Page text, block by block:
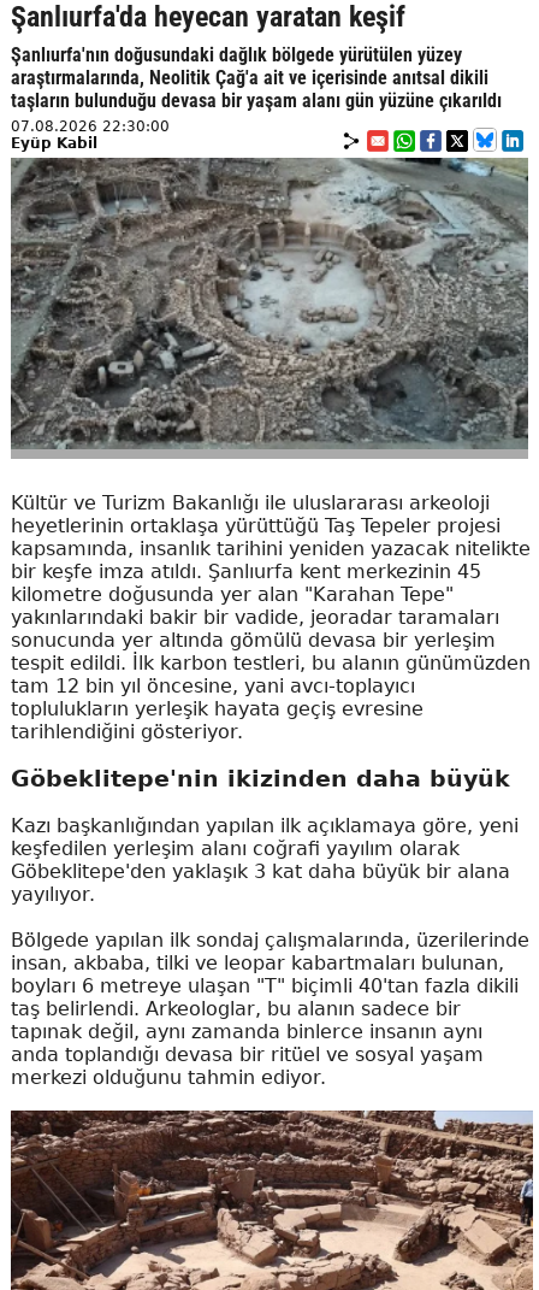
Şanlıurfa'da heyecan yaratan keşif
Şanlıurfa'nın doğusundaki dağlık bölgede yürütülen yüzey
araştırmalarında, Neolitik Çağ'a ait ve içerisinde anıtsal dikili
taşların bulunduğu devasa bir yaşam alanı gün yüzüne çıkarıldı
07.08.2026 22:30:00
Eyüp Kabil
Kültür ve Turizm Bakanlığı ile uluslararası arkeoloji
heyetlerinin ortaklaşa yürüttüğü Taş Tepeler projesi
kapsamında, insanlık tarihini yeniden yazacak nitelikte
bir keşfe imza atıldı. Şanlıurfa kent merkezinin 45
kilometre doğusunda yer alan "Karahan Tepe"
yakınlarındaki bakir bir vadide, jeoradar taramaları
sonucunda yer altında gömülü devasa bir yerleşim
tespit edildi. İlk karbon testleri, bu alanın günümüzden
tam 12 bin yıl öncesine, yani avcı-toplayıcı
toplulukların yerleşik hayata geçiş evresine
tarihlendiğini gösteriyor.
Göbeklitepe'nin ikizinden daha büyük
Kazı başkanlığından yapılan ilk açıklamaya göre, yeni
keşfedilen yerleşim alanı coğrafi yayılım olarak
Göbeklitepe'den yaklaşık 3 kat daha büyük bir alana
yayılıyor.
Bölgede yapılan ilk sondaj çalışmalarında, üzerilerinde
insan, akbaba, tilki ve leopar kabartmaları bulunan,
boyları 6 metreye ulaşan "T" biçimli 40'tan fazla dikili
taş belirlendi. Arkeologlar, bu alanın sadece bir
tapınak değil, aynı zamanda binlerce insanın aynı
anda toplandığı devasa bir ritüel ve sosyal yaşam
merkezi olduğunu tahmin ediyor.